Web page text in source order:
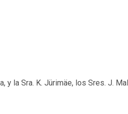
y la Sra. K. Jürimäe, los Sres. J.